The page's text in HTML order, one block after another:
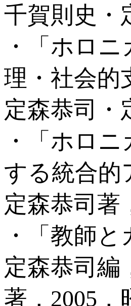
千賀則史・
・「ホロ
理・社会的
定森恭司・
・「ホロ
する統合的
定森恭司著
・「教師
定森恭司編
著，2005，